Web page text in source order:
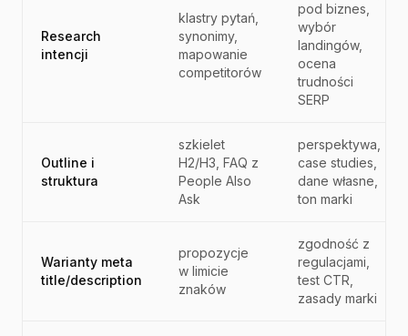
Research
intencji
klastry pytań,
synonimy,
mapowanie
competitorów
pod biznes,
wybór
landingów,
ocena
trudności
SERP
Outline i
struktura
szkielet
H2/H3, FAQ z
People Also
Ask
perspektywa,
case studies,
dane własne,
ton marki
Warianty meta
title/description
propozycje
w limicie
znaków
zgodność z
regulacjami,
test CTR,
zasady marki